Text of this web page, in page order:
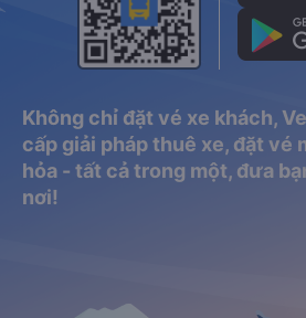
Không chỉ đặt vé xe khách,
cấp giải pháp thuê xe, đặt vé
hỏa - tất cả trong một, đưa
nơi!